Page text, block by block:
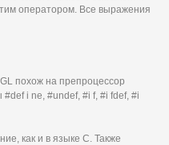
оператором. Все выражения
похож на препроцессор
i ne, #undef, #i f, #i fdef, #i
как и в языке С. Также